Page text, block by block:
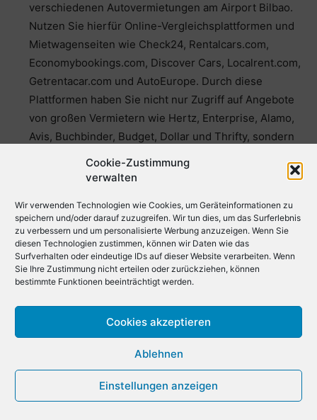
Cookie-Zustimmung
verwalten
Wir verwenden Technologien wie Cookies, um Geräteinformationen zu
speichern und/oder darauf zuzugreifen. Wir tun dies, um das Surferlebnis
zu verbessern und um personalisierte Werbung anzuzeigen. Wenn Sie
diesen Technologien zustimmen, können wir Daten wie das
Surfverhalten oder eindeutige IDs auf dieser Website verarbeiten. Wenn
Sie Ihre Zustimmung nicht erteilen oder zurückziehen, können
bestimmte Funktionen beeinträchtigt werden.
Cookies akzeptieren
Ablehnen
Einstellungen anzeigen
verschiedenen Autovermietungen am Airport Bilbao.
Nutzen Sie hierfür Online-Vergleichsplattformen und
Mietwagenseiten wie Check24, Rentalcars.com,
Economybookings.com, Discover Cars, Localrent.com,
Getrentacar.com und AutoEurope. Durch diese
Plattformen haben Sie nicht nur Zugriff auf Angebote
von großen Vermietern wie Hertz, Enterprise, Alamo,
Avis, Buchbinder, Budget, Dollar und Thrifty, sondern
können sich auch sicher sein, die besten verfügbaren
Preise für Ihren gewünschten Zeitraum zu finden.
Buchen Sie im Voraus: Buchen Sie Ihren Mietwagen
im Voraus, um bessere Preise und eine größere
Auswahl an verfügbaren Fahrzeugen zu erhalten.
Wenn Sie in der Hochsaison oder zu einem
besonderen Anlass reisen, kann es schwierig sein,
kurzfristig ein Auto zu mieten.
Lesen Sie die Bedingungen sorgfältig durch: Lesen
Sie die Bedingungen des Mietvertrags sorgfältig
durch, bevor Sie einen Mietwagen buchen. Stellen Sie
sicher, dass Sie Mietbedingungen,
Versicherungsbedingungen, Kilometerbegrenzungen